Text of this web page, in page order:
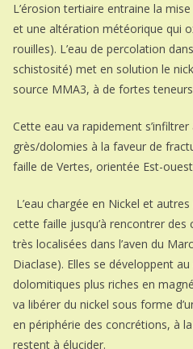
L’érosion tertiaire entraine la
et une altération météorique qui
rouilles). L’eau de percolation
schistosité) met en solution le
source MMA3, à de fortes
Cette eau va rapidement
grès/dolomies à la faveur de
faille de Vertes, orientée Est-
L’eau chargée en Nickel et
cette faille jusqu’à rencontrer
très localisées dans l’aven du
Diaclase). Elles se développent
dolomitiques plus riches en
va libérer du nickel sous forme
en périphérie des concrétions, à
restent à élucider.